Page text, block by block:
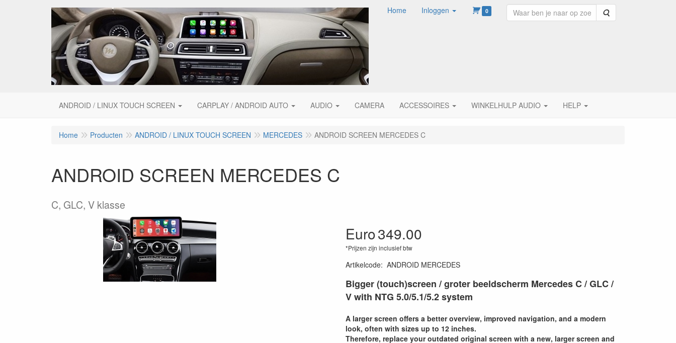
Home Inloggen 0 Zoeken
ANDROID / LINUX TOUCH SCREEN CARPLAY / ANDROID AUTO AUDIO CAMERA ACCESSOIRES WINKELHULP AUDIO HELP
Home Producten ANDROID / LINUX TOUCH SCREEN MERCEDES ANDROID SCREEN MERCEDES C
ANDROID SCREEN MERCEDES C
C, GLC, V klasse
Euro349.00
*Prijzen zijn inclusief btw
Artikelcode: ANDROID MERCEDES
Bigger (touch)screen / groter beeldscherm Mercedes C / GLC /
V with NTG 5.0/5.1/5.2 system
A larger screen offers a better overview, improved navigation, and a modern
look, often with sizes up to 12 inches.
Therefore, replace your outdated original screen with a new, larger screen and